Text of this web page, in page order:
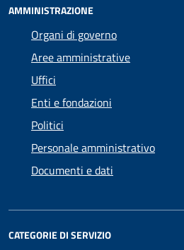
AMMINISTRAZIONE
Organi di governo
Aree amministrative
Uffici
Enti e fondazioni
Politici
Personale amministrativo
Documenti e dati
CATEGORIE DI SERVIZIO